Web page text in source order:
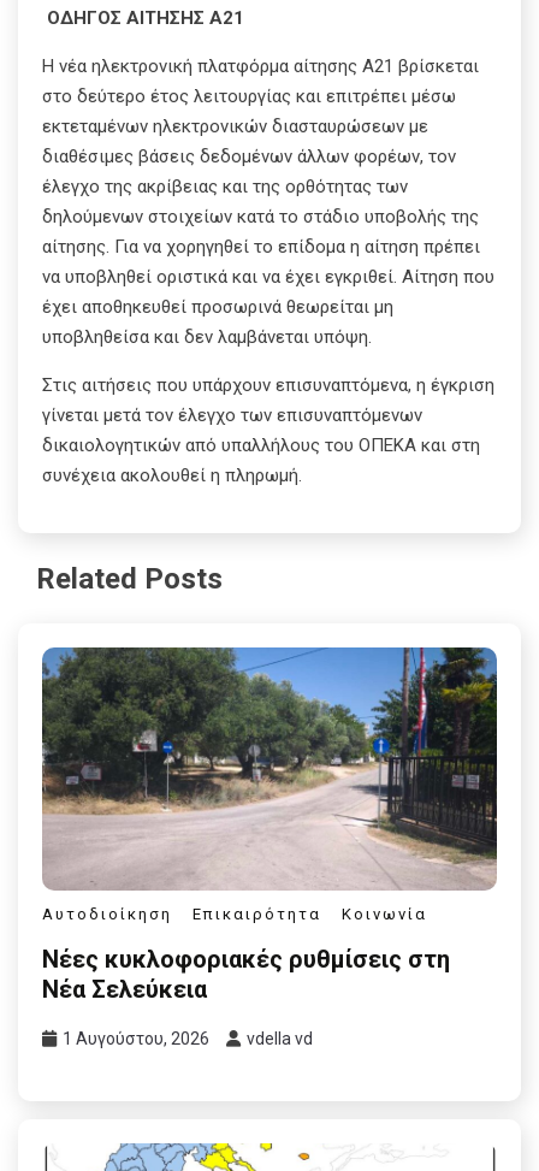
ΟΔΗΓΟΣ ΑΙΤΗΣΗΣ Α21
Η νέα ηλεκτρονική πλατφόρμα αίτησης Α21 βρίσκεται
στο δεύτερο έτος λειτουργίας και επιτρέπει μέσω
εκτεταμένων ηλεκτρονικών διασταυρώσεων με
διαθέσιμες βάσεις δεδομένων άλλων φορέων, τον
έλεγχο της ακρίβειας και της ορθότητας των
δηλούμενων στοιχείων κατά το στάδιο υποβολής της
αίτησης. Για να χορηγηθεί το επίδομα η αίτηση πρέπει
να υποβληθεί οριστικά και να έχει εγκριθεί. Αίτηση που
έχει αποθηκευθεί προσωρινά θεωρείται μη
υποβληθείσα και δεν λαμβάνεται υπόψη.
Στις αιτήσεις που υπάρχουν επισυναπτόμενα, η έγκριση
γίνεται μετά τον έλεγχο των επισυναπτόμενων
δικαιολογητικών από υπαλλήλους του ΟΠΕΚΑ και στη
συνέχεια ακολουθεί η πληρωμή.
Related Posts
Αυτοδιοίκηση Επικαιρότητα Κοινωνία
Νέες κυκλοφοριακές ρυθμίσεις στη
Νέα Σελεύκεια
1 Αυγούστου, 2026 vdella vd